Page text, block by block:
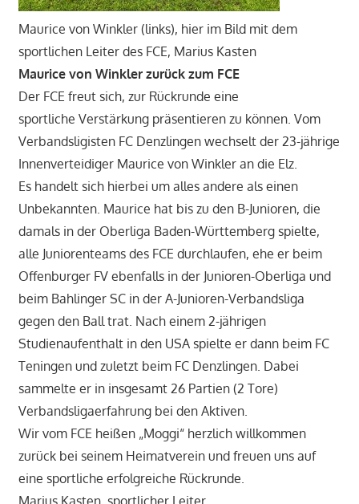
Maurice von Winkler (links), hier im Bild mit dem
sportlichen Leiter des FCE, Marius Kasten
Maurice von Winkler zurück zum FCE
Der FCE freut sich, zur Rückrunde eine
sportliche Verstärkung präsentieren zu können. Vom
Verbandsligisten FC Denzlingen wechselt der 23-jährige
Innenverteidiger Maurice von Winkler an die Elz.
Es handelt sich hierbei um alles andere als einen
Unbekannten. Maurice hat bis zu den B-Junioren, die
damals in der Oberliga Baden-Württemberg spielte,
alle Juniorenteams des FCE durchlaufen, ehe er beim
Offenburger FV ebenfalls in der Junioren-Oberliga und
beim Bahlinger SC in der A-Junioren-Verbandsliga
gegen den Ball trat. Nach einem 2-jährigen
Studienaufenthalt in den USA spielte er dann beim FC
Teningen und zuletzt beim FC Denzlingen. Dabei
sammelte er in insgesamt 26 Partien (2 Tore)
Verbandsligaerfahrung bei den Aktiven.
Wir vom FCE heißen „Moggi“ herzlich willkommen
zurück bei seinem Heimatverein und freuen uns auf
eine sportliche erfolgreiche Rückrunde.